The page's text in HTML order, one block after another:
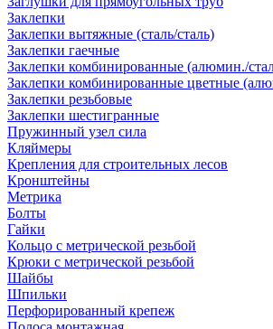
Заклепки
Заклепки вытяжные (сталь/сталь)
Заклепки гаечные
Заклепки комбинированные (алюмин./
Заклепки комбинированные цветные
Заклепки резьбовые
Заклепки шестигранные
Пружинный узел сила
Кляймеры
Крепления для строительных лесов
Кронштейны
Метрика
Болты
Гайки
Кольцо с метрической резьбой
Крюки с метрической резьбой
Шайбы
Шпильки
Перфорированный крепеж